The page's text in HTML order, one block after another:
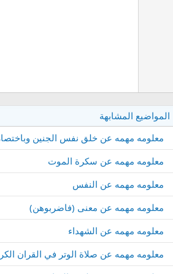
المواضيع المشابهة
معلومه مهمه عن خلق نفس الجنين
معلومه مهمه عن سكرة الموت
معلومه مهمه عن النفس
معلومه مهمه عن معنى (فاضربوهن)
معلومه مهمه عن الشهداء
معلومه مهمه عن صلاة الوتر في القران